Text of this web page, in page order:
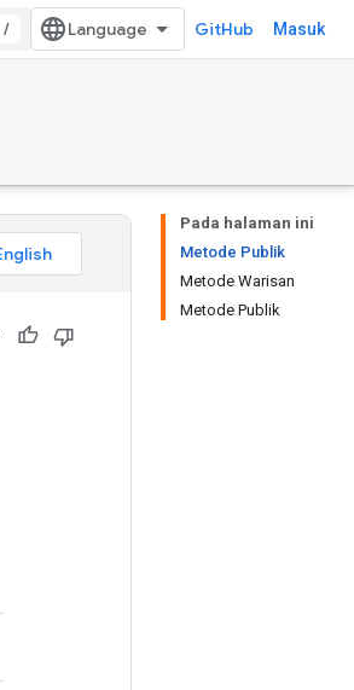
/ GitHub Masuk
Pada halaman ini
Metode Publik
Metode Warisan
Metode Publik